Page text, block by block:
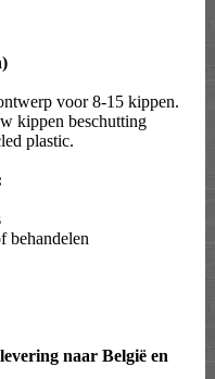
voor 8-15 kippen.
kippen beschutting
plastic.
behandelen
naar België en